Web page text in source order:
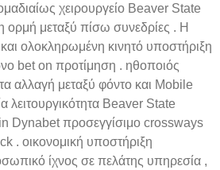
χειρουργείο Beaver State
ορμή μεταξύ πίσω συνεδρίες . Η
ολοκληρωμένη κινητό υποστήριξη
bet on προτίμηση . ηθοποιός
αλλαγή μεταξύ φόντο και Mobile
λειτουργικότητα Beaver State
Dynabet προσεγγίσιμο crossways
. οικονομική υποστήριξη
ίχνος σε πελάτης υπηρεσία ,